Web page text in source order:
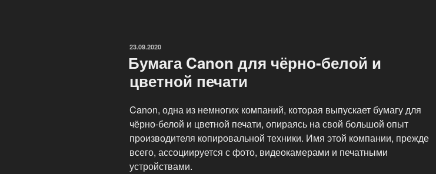
ОПУБЛИКОВАНО
23.09.2020
Бумага Canon для чёрно-белой и
цветной печати
Canon, одна из немногих компаний, которая выпускает бумагу для
чёрно-белой и цветной печати, опираясь на свой большой опыт
производителя копировальной техники. Имя этой компании, прежде
всего, ассоциируется с фото, видеокамерами и печатными
устройствами.